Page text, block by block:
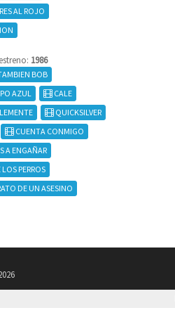
AL ROJO
1986
BOB
AZUL
CALE
QUICKSILVER
CUENTA CONMIGO
A ENGAÑAR
PERROS
DE UN ASESINO